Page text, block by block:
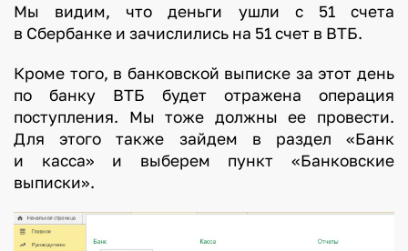
Мы видим, что деньги ушли с 51 счета
в Сбербанке и зачислились на 51 счет в ВТБ.
Кроме того, в банковской выписке за этот день
по банку ВТБ будет отражена операция
поступления. Мы тоже должны ее провести.
Для этого также зайдем в раздел «Банк
и касса» и выберем пункт «Банковские
выписки».